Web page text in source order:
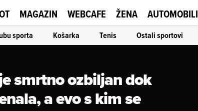
MAGAZIN WEBCAFE ŽENA AUTOMOBILI
sporta Košarka Tenis Ostali sportovi
smrtno ozbiljan dok
a evo s kim se